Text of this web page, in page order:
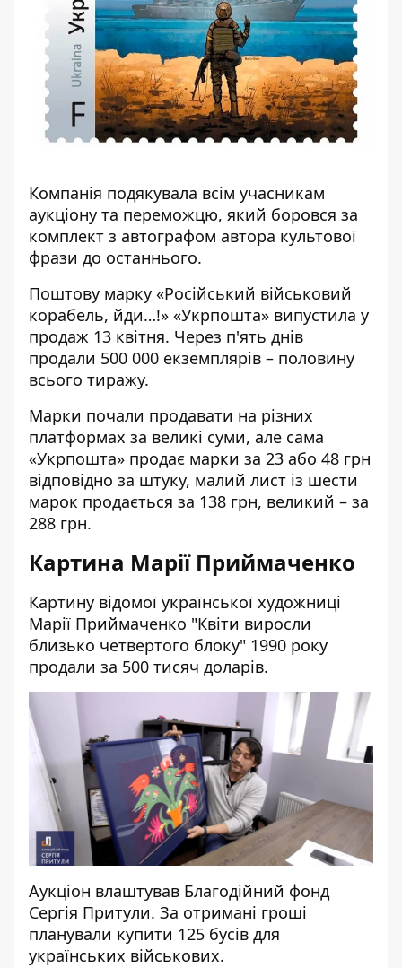
Компанія подякувала всім учасникам
аукціону та переможцю, який боровся за
комплект з автографом автора культової
фрази до останнього.
Поштову марку «Російський військовий
корабель, йди…!» «Укрпошта» випустила у
продаж 13 квітня. Через п'ять днів
продали 500 000 екземплярів – половину
всього тиражу.
Марки почали продавати на різних
платформах за великі суми, але сама
«Укрпошта» продає марки за 23 або 48 грн
відповідно за штуку, малий лист із шести
марок продається за 138 грн, великий – за
288 грн.
Картина Марії Приймаченко
Картину відомої української художниці
Марії Приймаченко "Квіти виросли
близько четвертого блоку" 1990 року
продали за 500 тисяч доларів.
Аукціон влаштував Благодійний фонд
Сергія Притули. За отримані гроші
планували купити 125 бусів для
українських військових.